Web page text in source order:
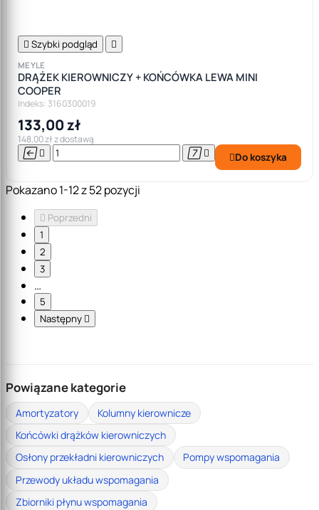
 Szybki podgląd 
MEYLE
DRĄŻEK KIEROWNICZY + KOŃCÓWKA LEWA MINI
COOPER
Indeks: 3160300019
133,00 zł
148,00 zł z dostawą
    Do koszyka
Pokazano 1-12 z 52 pozycji
 Poprzedni
1
2
3
…
5
Następny 
Powiązane kategorie
Amortyzatory
Kolumny kierownicze
Końcówki drążków kierowniczych
Osłony przekładni kierowniczych
Pompy wspomagania
Przewody układu wspomagania
Zbiorniki płynu wspomagania